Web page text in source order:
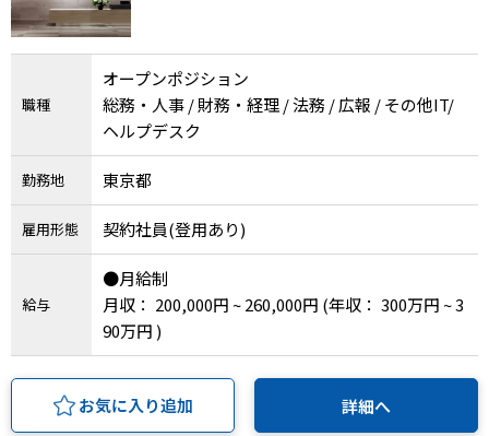
職種
オープンポジション
総務・人事 / 財務・経理 / 法務 / 広報 / その他IT/
ヘルプデスク
勤務地 東京都
雇用形態 契約社員(登用あり)
給与
●月給制
月収： 200,000円 ~ 260,000円 (年収： 300万円 ~ 3
90万円 )
お気に入り追加 詳細へ
IT・Web制作スキルを身につける就労移行支援サービス
ソーシャルファームサービス
しいたけ生産で実現する
新しい障害者雇用支援サービス
ご利用ガイド
法人向けページ